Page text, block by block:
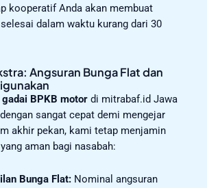
kooperatif Anda akan membuat
dalam waktu kurang dari 30
Angsuran Bunga Flat dan
gadai BPKB motor di mitrabaf.id Jawa
sangat cepat demi mengejar
akhir pekan, kami tetap menjamin
aman bagi nasabah:
Bunga Flat:Nominal angsuran